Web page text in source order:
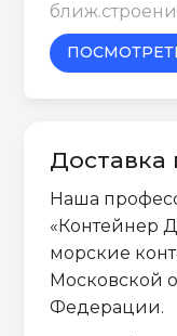
Доставка
Наша
«Контейнер
морские
Московской
Федерации.